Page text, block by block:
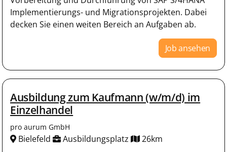
Implementierungs- und Migrationsprojekten. Dabei
decken Sie einen weiten Bereich an Aufgaben ab.
Job ansehen
Ausbildung zum Kaufmann (w/m/d) im
Einzelhandel
pro aurum GmbH
Bielefeld Ausbildungsplatz 26km